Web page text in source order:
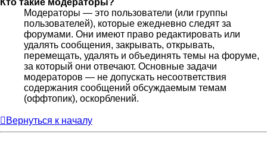
Модераторы — это пользователи (или группы
пользователей), которые ежедневно следят за
форумами. Они имеют право редактировать или
удалять сообщения, закрывать, открывать,
перемещать, удалять и объединять темы на форуме,
за который они отвечают. Основные задачи
модераторов — не допускать несоответствия
содержания сообщений обсуждаемым темам
(оффтопик), оскорблений.
Вернуться к началу